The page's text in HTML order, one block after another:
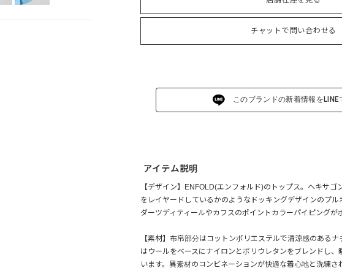
チャットで問い合わせる
このブランドの新着情報をLINE
アイテム説明
【デザイン】ENFOLD(エンフォルド)のトップス。ヘキサゴ
をレイヤードしているかのようなドッキングデザインのプル
ダーツディティールやカフスのポイントカラーパイピングが
【素材】布帛部分はコットンポリエステルで清涼感のある
はウールをベースにナイロンとポリウレタンをブレンドし、
います。異素材のコンビネーションが快適な着心地と洗練さ